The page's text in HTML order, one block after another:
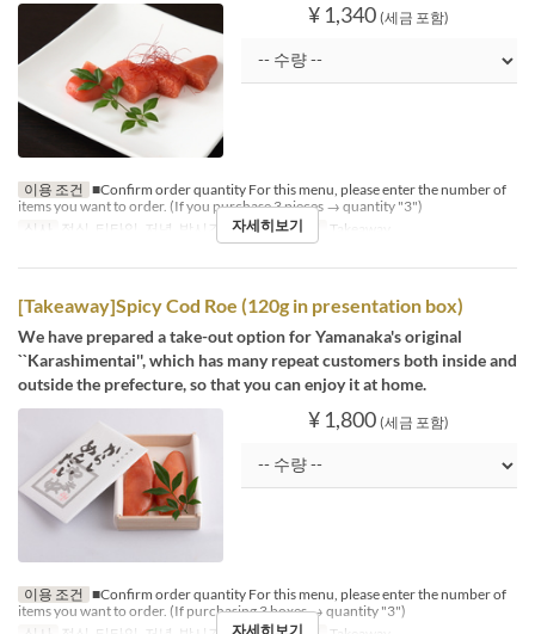
¥ 1,340 (세금 포함)
이용 조건 ■Confirm order quantity For this menu, please enter the number of
items you want to order. (If you purchase 3 pieces → quantity "3")
식사
점심, 티타임, 저녁, 밤시간 좌석 카테고리 Takeaway
자세히보기
[Takeaway]Spicy Cod Roe (120g in presentation box)
We have prepared a take-out option for Yamanaka's original
``Karashimentai'', which has many repeat customers both inside and
outside the prefecture, so that you can enjoy it at home.
¥ 1,800 (세금 포함)
이용 조건 ■Confirm order quantity For this menu, please enter the number of
items you want to order. (If purchasing 3 boxes → quantity "3")
자세히보기